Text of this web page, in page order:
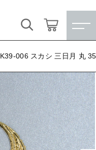
K39-006 スカシ 三日月 丸
ット★
製品